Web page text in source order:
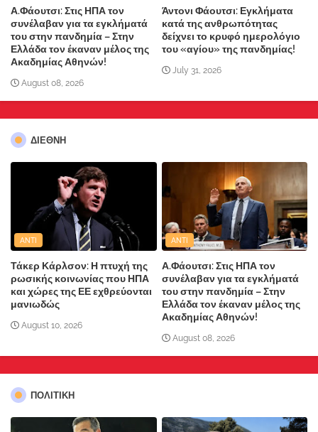
Α.Φάουτσι: Στις ΗΠΑ τον
συνέλαβαν για τα εγκλήματά
του στην πανδημία – Στην
Ελλάδα τον έκαναν μέλος της
Ακαδημίας Αθηνών!
August 08, 2026
Άντονι Φάουτσι: Εγκλήματα
κατά της ανθρωπότητας
δείχνει το κρυφό ημερολόγιο
του «αγίου» της πανδημίας!
July 31, 2026
ΔΙΕΘΝΗ
ANTI
Τάκερ Κάρλσον: Η πτυχή της
ρωσικής κοινωνίας που ΗΠΑ
και χώρες της ΕΕ εχθρεύονται
μανιωδώς
August 10, 2026
ANTI
Α.Φάουτσι: Στις ΗΠΑ τον
συνέλαβαν για τα εγκλήματά
του στην πανδημία – Στην
Ελλάδα τον έκαναν μέλος της
Ακαδημίας Αθηνών!
August 08, 2026
ΠΟΛΙΤΙΚΗ